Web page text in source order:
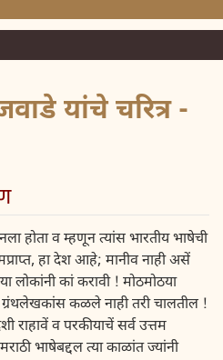
यांचे चरित्र -
होता व म्हणून त्यांस भारतीय भाषेची
हा देश आहे; मानीव नाही असें
लोकांनी कां करावी ! मोठमोठया
ग्रंथलेखकांस कळले नाही तरी चालतील !
राहावें व परकीयाचें सर्व उत्तम
भाषेबद्दल त्या काळांत ज्यांनी